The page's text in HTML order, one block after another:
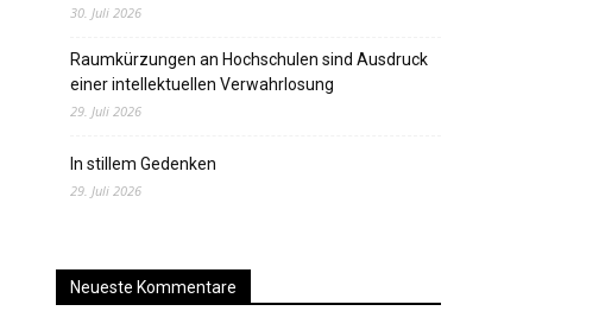
30. Juli 2026
Raumkürzungen an Hochschulen sind Ausdruck
einer intellektuellen Verwahrlosung
29. Juli 2026
In stillem Gedenken
29. Juli 2026
Neueste Kommentare